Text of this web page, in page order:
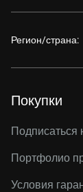
Регион/страна:
Покупки
Подписаться
Портфолио
Условия